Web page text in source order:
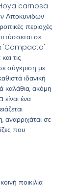
carnosa
Αποκυνιδών
περιοχές
σε
'Compacta'
τις
σύγκριση με
ιδανική
καλάθια, ακόμη
ένα
αναρριχάται σε
που
ποικιλία